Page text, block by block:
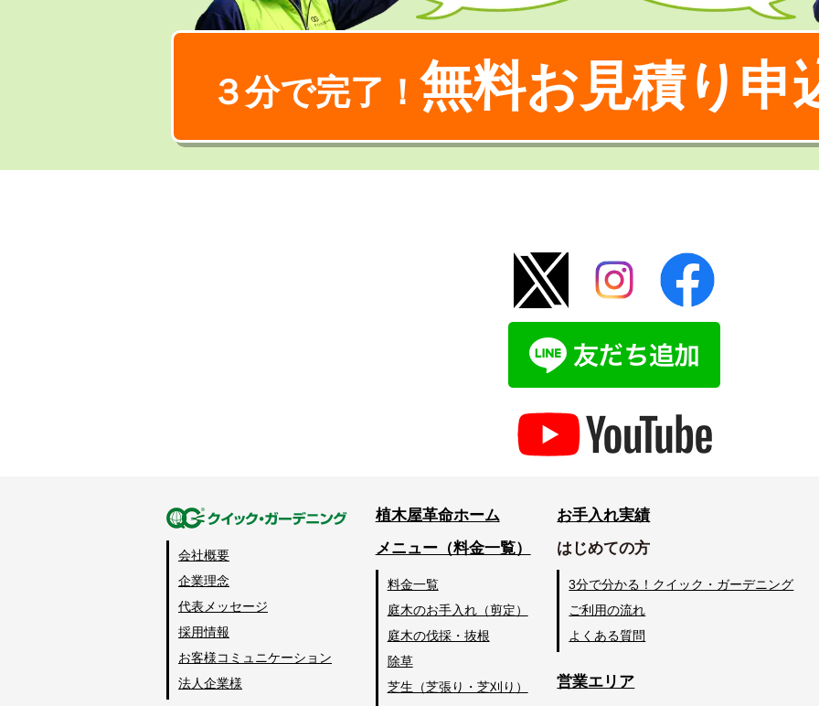
３分で完了！ 無料お見積り申
会社概要
企業理念
代表メッセージ
採用情報
お客様コミュニケーション
法人企業様
植木屋革命ホーム
メニュー（料金一覧）
料金一覧
庭木のお手入れ（剪定）
庭木の伐採・抜根
除草
芝生（芝張り・芝刈り）
お手入れ実績
はじめての方
3分で分かる！クイック・ガーデニング
ご利用の流れ
よくある質問
営業エリア